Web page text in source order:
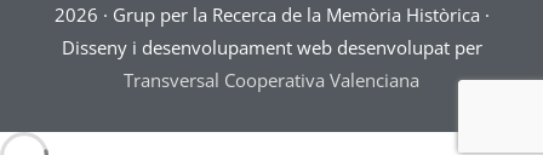
2026 · Grup per la Recerca de la Memòria Històrica ·
Disseny i desenvolupament web desenvolupat per
Transversal Cooperativa Valenciana